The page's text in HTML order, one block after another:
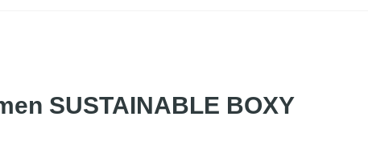
SUSTAINABLE BOXY